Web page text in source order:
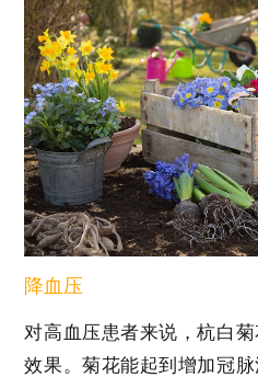
降血压
对高血压患者来说，杭白
效果。菊花能起到增加冠